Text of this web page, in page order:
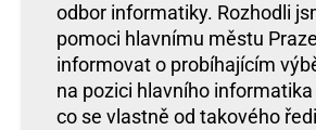
odbor informatiky. Rozhodli
pomoci hlavnímu městu
informovat o probíhajícím
na pozici hlavního
co se vlastně od takového